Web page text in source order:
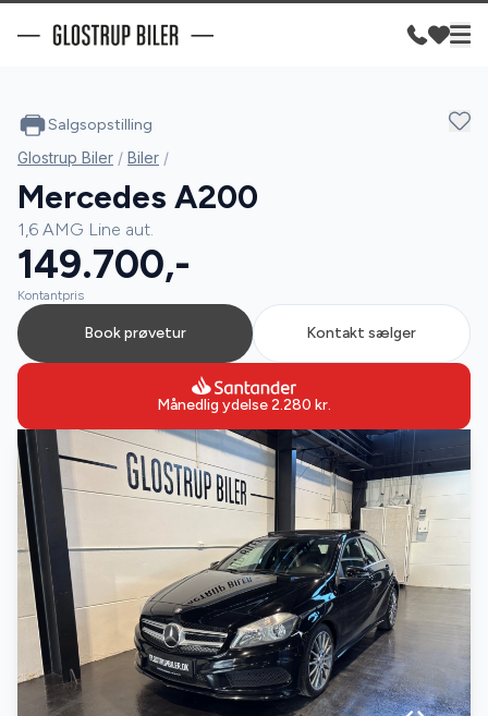
Salgsopstilling
Glostrup Biler / Biler /
Mercedes A200
1,6 AMG Line aut.
149.700,-
Kontantpris
Book prøvetur Kontakt sælger
Månedlig ydelse2.280 kr.